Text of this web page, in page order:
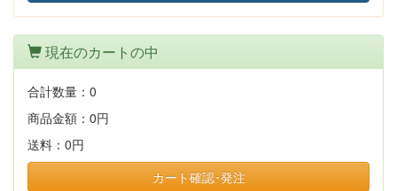
現在のカートの中
合計数量： 0
商品金額： 0円
送料： 0円
カート確認･発注